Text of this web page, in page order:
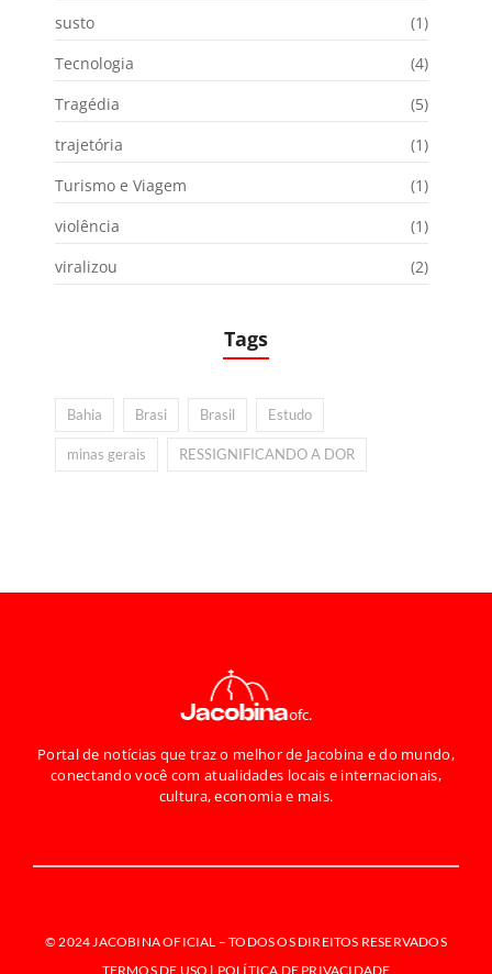
susto
(1)
Tecnologia
(4)
Tragédia
(5)
trajetória
(1)
Turismo e Viagem
(1)
violência
(1)
viralizou
(2)
Tags
Bahia Brasi Brasil Estudo
minas gerais RESSIGNIFICANDO A DOR
Portal de notícias que traz o melhor de Jacobina e do mundo,
conectando você com atualidades locais e internacionais,
cultura, economia e mais.
© 2024 JACOBINA OFICIAL –TODOS OS DIREITOS RESERVADOS
TERMOS DE USO | POLÍTICA DE PRIVACIDADE